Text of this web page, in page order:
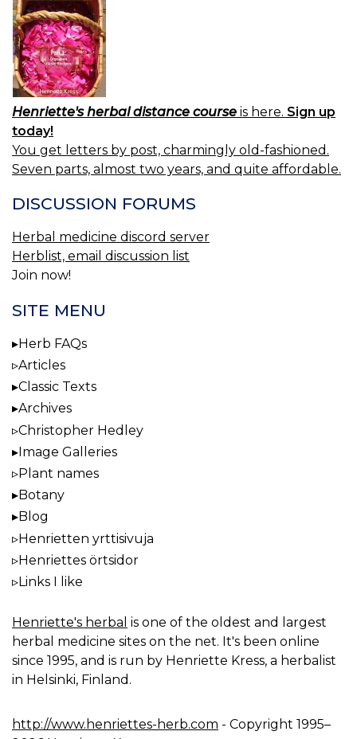
Henriette's herbal distance course is here. Sign up
today!
You get letters by post, charmingly old-fashioned.
Seven parts, almost two years, and quite affordable.
DISCUSSION FORUMS
Herbal medicine discord server
Herblist, email discussion list
Join now!
SITE MENU
Herb FAQs
Articles
Classic Texts
Archives
Christopher Hedley
Image Galleries
Plant names
Botany
Blog
Henrietten yrttisivuja
Henriettes örtsidor
Links I like
Henriette's herbal is one of the oldest and largest
herbal medicine sites on the net. It's been online
since 1995, and is run by Henriette Kress, a herbalist
in Helsinki, Finland.
http://www.henriettes-herb.com - Copyright 1995–